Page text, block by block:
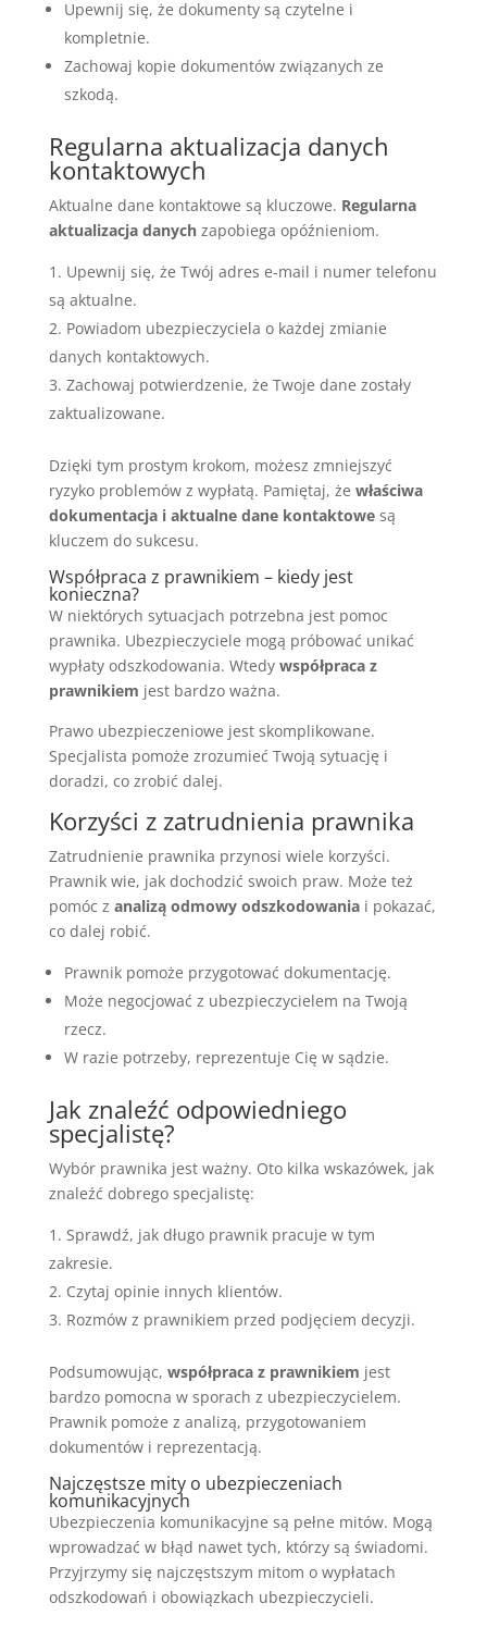
Upewnij się, że dokumenty są czytelne i
kompletnie.
Zachowaj kopie dokumentów związanych ze
szkodą.
Regularna aktualizacja danych
kontaktowych
Aktualne dane kontaktowe są kluczowe. Regularna
aktualizacja danychzapobiega opóźnieniom.
Upewnij się, że Twój adres e-mail i numer telefonu
są aktualne.
Powiadom ubezpieczyciela o każdej zmianie
danych kontaktowych.
Zachowaj potwierdzenie, że Twoje dane zostały
zaktualizowane.
Dzięki tym prostym krokom, możesz zmniejszyć
ryzyko problemów z wypłatą. Pamiętaj, że właściwa
dokumentacja i aktualne dane kontaktowesą
kluczem do sukcesu.
Współpraca z prawnikiem – kiedy jest
konieczna?
W niektórych sytuacjach potrzebna jest pomoc
prawnika. Ubezpieczyciele mogą próbować unikać
wypłaty odszkodowania. Wtedy współpraca z
prawnikiem jest bardzo ważna.
Prawo ubezpieczeniowe jest skomplikowane.
Specjalista pomoże zrozumieć Twoją sytuację i
doradzi, co zrobić dalej.
Korzyści z zatrudnienia prawnika
Zatrudnienie prawnika przynosi wiele korzyści.
Prawnik wie, jak dochodzić swoich praw. Może też
pomóc z analizą odmowy odszkodowaniai pokazać,
co dalej robić.
Prawnik pomoże przygotować dokumentację.
Może negocjować z ubezpieczycielem na Twoją
rzecz.
W razie potrzeby, reprezentuje Cię w sądzie.
Jak znaleźć odpowiedniego
specjalistę?
Wybór prawnika jest ważny. Oto kilka wskazówek, jak
znaleźć dobrego specjalistę:
Sprawdź, jak długo prawnik pracuje w tym
zakresie.
Czytaj opinie innych klientów.
Rozmów z prawnikiem przed podjęciem decyzji.
Podsumowując, współpraca z prawnikiem jest
bardzo pomocna w sporach z ubezpieczycielem.
Prawnik pomoże z analizą, przygotowaniem
dokumentów i reprezentacją.
Najczęstsze mity o ubezpieczeniach
komunikacyjnych
Ubezpieczenia komunikacyjne są pełne mitów. Mogą
wprowadzać w błąd nawet tych, którzy są świadomi.
Przyjrzymy się najczęstszym mitom o wypłatach
odszkodowań i obowiązkach ubezpieczycieli.